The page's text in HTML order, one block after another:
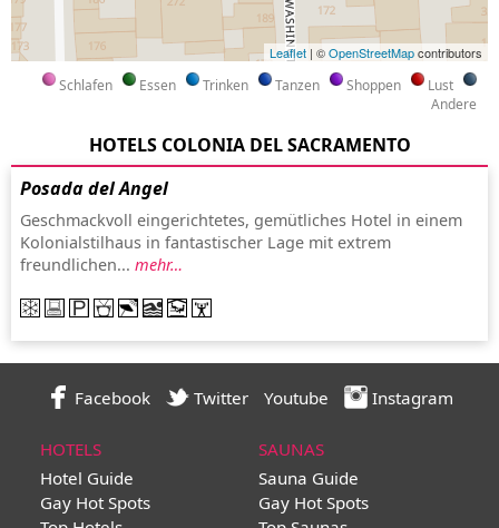
Leaflet | ©OpenStreetMapcontributors
Schlafen Essen Trinken Tanzen Shoppen
Lust
Andere
HOTELS COLONIA DEL SACRAMENTO
Posada del Angel
Geschmackvoll eingerichtetes, gemütliches Hotel in einem
Kolonialstilhaus in fantastischer Lage mit extrem
freundlichen... mehr…
Facebook Twitter Youtube Instagram
HOTELS
Hotel Guide
Gay Hot Spots
SAUNAS
Sauna Guide
Gay Hot Spots